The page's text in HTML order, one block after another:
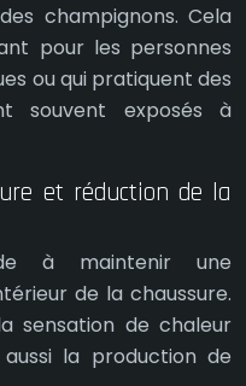
champignons. Cela
pour les personnes
ou qui pratiquent des
souvent exposés à
et réduction de la
à maintenir une
de la chaussure.
sensation de chaleur
la production de